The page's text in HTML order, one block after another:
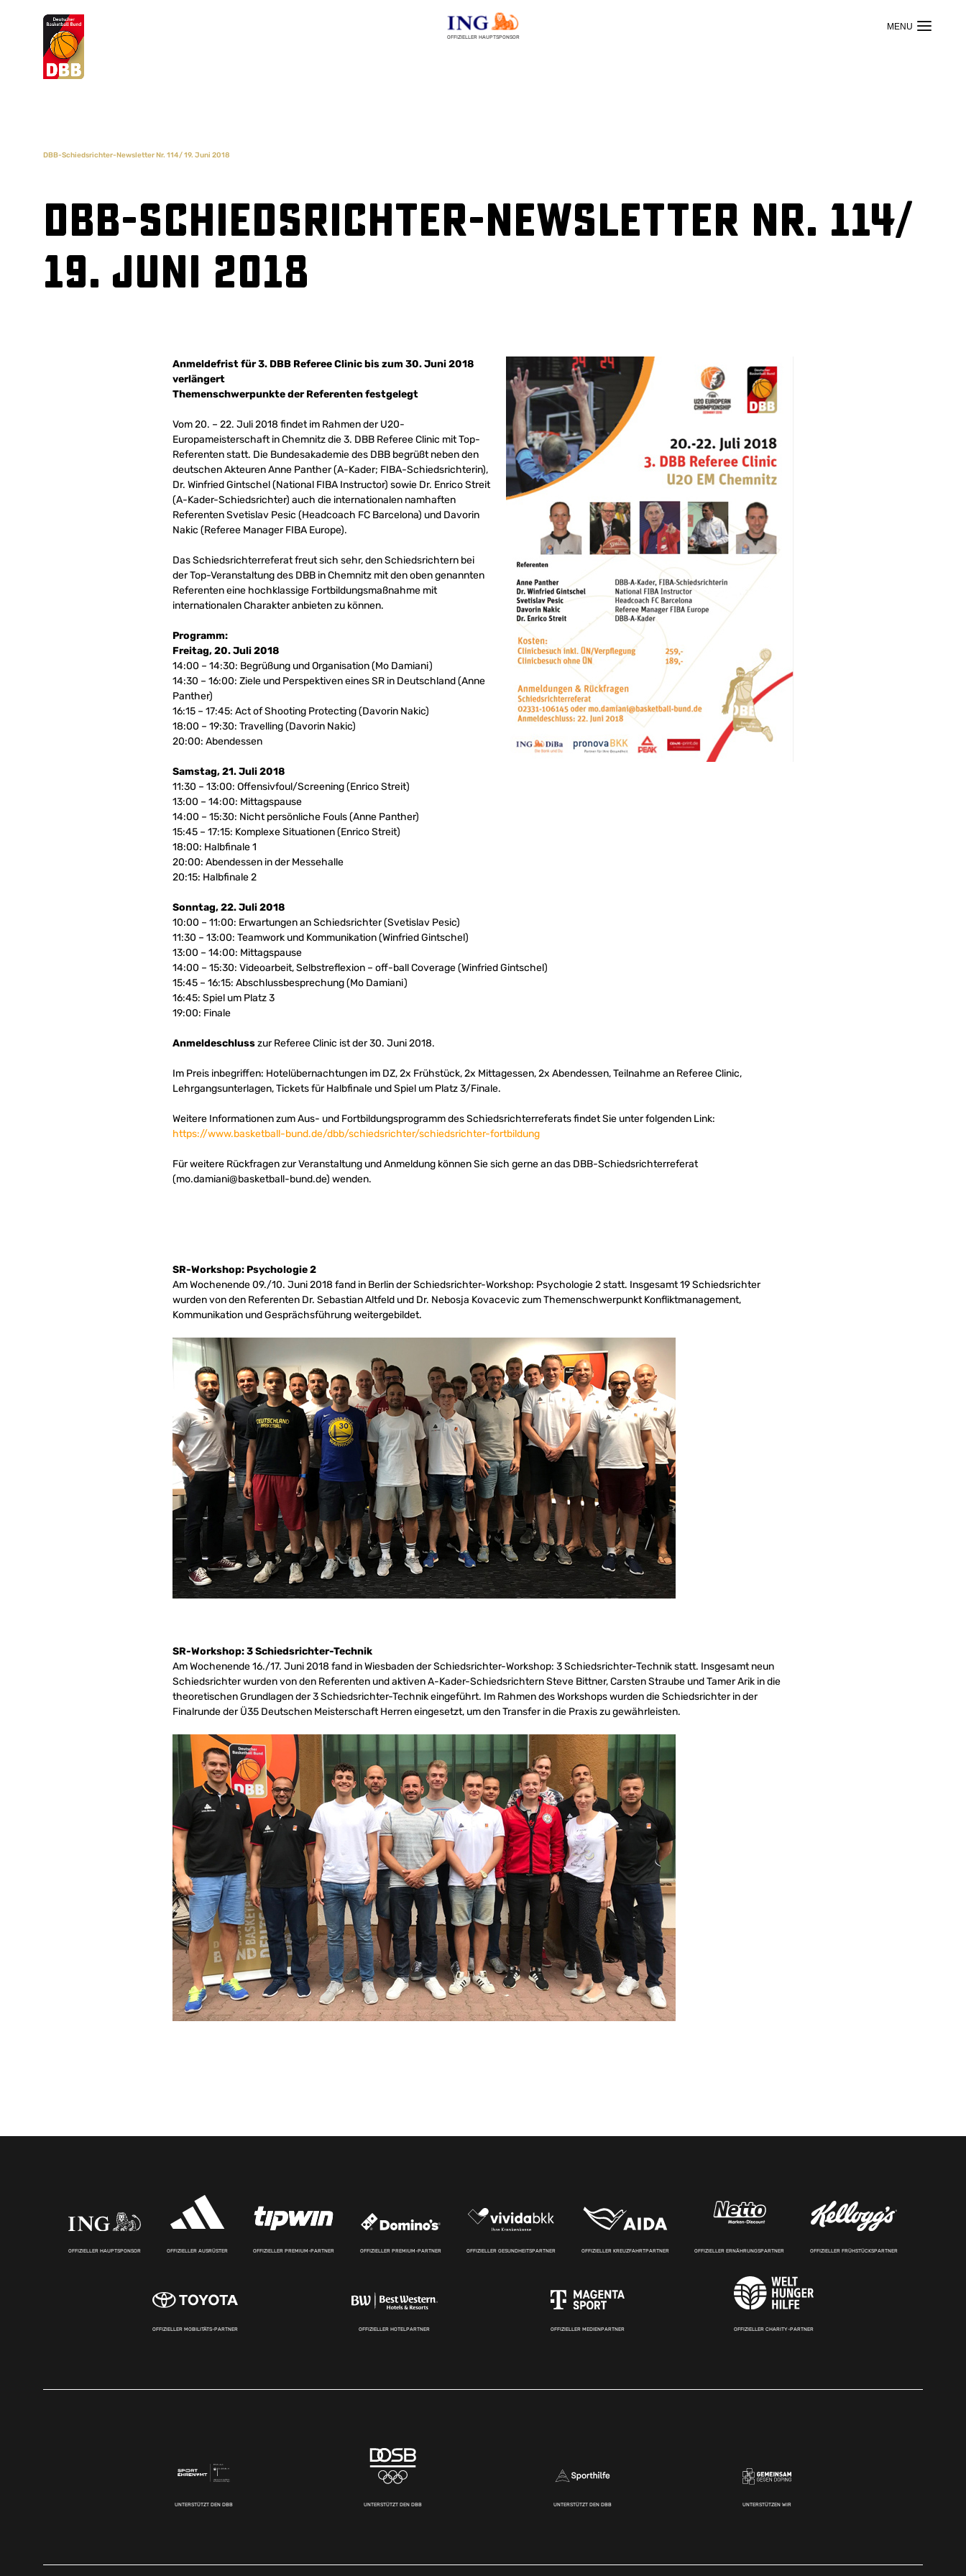
OFFIZIELLER HAUPTSPONSOR
Suchvorschläge
DBB-Schiedsrichter-Newsletter Nr. 114/ 19. Juni 2018
DBB-Schiedsrichter-Newsletter Nr. 114/
19. Juni 2018
Anmeldefrist für 3. DBB Referee Clinic bis zum 30. Juni 2018
verlängert
Themenschwerpunkte der Referenten festgelegt
Vom 20. – 22. Juli 2018 findet im Rahmen der U20-
Europameisterschaft in Chemnitz die 3. DBB Referee Clinic mit Top-
Referenten statt. Die Bundesakademie des DBB begrüßt neben den
deutschen Akteuren Anne Panther (A-Kader; FIBA-Schiedsrichterin),
Dr. Winfried Gintschel (National FIBA Instructor) sowie Dr. Enrico Streit
(A-Kader-Schiedsrichter) auch die internationalen namhaften
Referenten Svetislav Pesic (Headcoach FC Barcelona) und Davorin
Nakic (Referee Manager FIBA Europe).
Das Schiedsrichterreferat freut sich sehr, den Schiedsrichtern bei
der Top-Veranstaltung des DBB in Chemnitz mit den oben genannten
Referenten eine hochklassige Fortbildungsmaßnahme mit
internationalen Charakter anbieten zu können.
Programm:
Freitag, 20. Juli 2018
14:00 – 14:30: Begrüßung und Organisation (Mo Damiani)
14:30 – 16:00: Ziele und Perspektiven eines SR in Deutschland (Anne
Panther)
16:15 – 17:45: Act of Shooting Protecting (Davorin Nakic)
18:00 – 19:30: Travelling (Davorin Nakic)
20:00: Abendessen
Samstag, 21. Juli 2018
11:30 – 13:00: Offensivfoul/Screening (Enrico Streit)
13:00 – 14:00: Mittagspause
14:00 – 15:30: Nicht persönliche Fouls (Anne Panther)
15:45 – 17:15: Komplexe Situationen (Enrico Streit)
18:00: Halbfinale 1
20:00: Abendessen in der Messehalle
20:15: Halbfinale 2
Sonntag, 22. Juli 2018
10:00 – 11:00: Erwartungen an Schiedsrichter (Svetislav Pesic)
11:30 – 13:00: Teamwork und Kommunikation (Winfried Gintschel)
13:00 – 14:00: Mittagspause
14:00 – 15:30: Videoarbeit, Selbstreflexion – off-ball Coverage (Winfried Gintschel)
15:45 – 16:15: Abschlussbesprechung (Mo Damiani)
16:45: Spiel um Platz 3
19:00: Finale
Anmeldeschlusszur Referee Clinic ist der 30. Juni 2018.
Im Preis inbegriffen: Hotelübernachtungen im DZ, 2x Frühstück, 2x Mittagessen, 2x Abendessen, Teilnahme an Referee Clinic,
Lehrgangsunterlagen, Tickets für Halbfinale und Spiel um Platz 3/Finale.
Weitere Informationen zum Aus- und Fortbildungsprogramm des Schiedsrichterreferats findet Sie unter folgenden Link:
https://www.basketball-bund.de/dbb/schiedsrichter/schiedsrichter-fortbildung
Für weitere Rückfragen zur Veranstaltung und Anmeldung können Sie sich gerne an das DBB-Schiedsrichterreferat
(mo.damiani@basketball-bund.de) wenden.
SR-Workshop: Psychologie 2
Am Wochenende 09./10. Juni 2018 fand in Berlin der Schiedsrichter-Workshop: Psychologie 2 statt. Insgesamt 19 Schiedsrichter
wurden von den Referenten Dr. Sebastian Altfeld und Dr. Nebosja Kovacevic zum Themenschwerpunkt Konfliktmanagement,
Kommunikation und Gesprächsführung weitergebildet.
SR-Workshop: 3 Schiedsrichter-Technik
Am Wochenende 16./17. Juni 2018 fand in Wiesbaden der Schiedsrichter-Workshop: 3 Schiedsrichter-Technik statt. Insgesamt neun
Schiedsrichter wurden von den Referenten und aktiven A-Kader-Schiedsrichtern Steve Bittner, Carsten Straube und Tamer Arik in die
theoretischen Grundlagen der 3 Schiedsrichter-Technik eingeführt. Im Rahmen des Workshops wurden die Schiedsrichter in der
Finalrunde der Ü35 Deutschen Meisterschaft Herren eingesetzt, um den Transfer in die Praxis zu gewährleisten.
OFFIZIELLER HAUPTSPONSOR OFFIZIELLER AUSRÜSTER OFFIZIELLER PREMIUM-PARTNER OFFIZIELLER PREMIUM-PARTNER OFFIZIELLER GESUNDHEITSPARTNER OFFIZIELLER KREUZFAHRTPARTNER OFFIZIELLER ERNÄHRUNGSPARTNER OFFIZIELLER FRÜHSTÜCKSPARTNER
OFFIZIELLER MOBILITÄTS-PARTNER OFFIZIELLER HOTELPARTNER OFFIZIELLER MEDIENPARTNER OFFIZIELLER CHARITY-PARTNER
UNTERSTÜTZT DEN DBB UNTERSTÜTZT DEN DBB UNTERSTÜTZT DEN DBB UNTERSTÜTZEN WIR